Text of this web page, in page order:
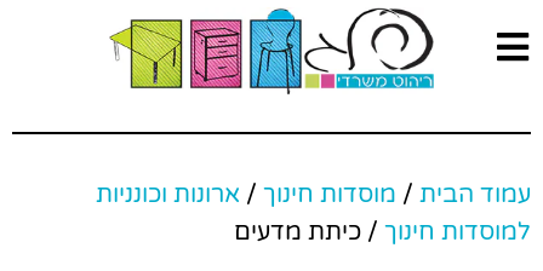
עמוד הבית/ מוסדות חינוך/ ארונות וכונניות
למוסדות חינוך/ כיתת מדעים